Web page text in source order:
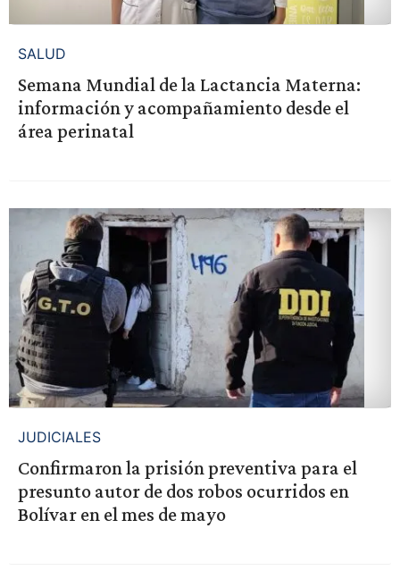
SALUD
Semana Mundial de la Lactancia Materna:
información y acompañamiento desde el
área perinatal
JUDICIALES
Confirmaron la prisión preventiva para el
presunto autor de dos robos ocurridos en
Bolívar en el mes de mayo